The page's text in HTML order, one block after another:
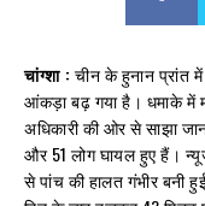
चांग्शा :चीन के हुनान प्रांत
आंकड़ा बढ़ गया है। धमाके में
अधिकारी की ओर से साझा
और 51 लोग घायल हुए हैं।
से पांच की हालत गंभीर बनी